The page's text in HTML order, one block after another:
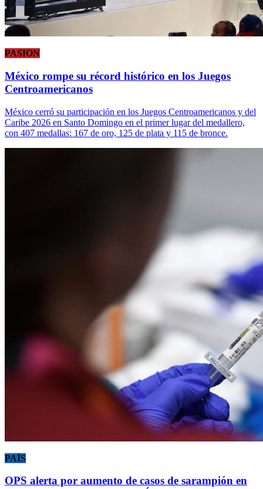
PASION
México rompe su récord histórico en los Juegos
Centroamericanos
México cerró su participación en los Juegos Centroamericanos y del
Caribe 2026 en Santo Domingo en el primer lugar del medallero,
con 407 medallas: 167 de oro, 125 de plata y 115 de bronce.
PAÍS
OPS alerta por aumento de casos de sarampión en